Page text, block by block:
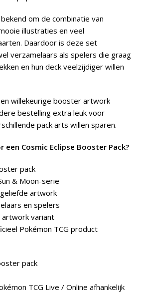
om de combinatie van
illustraties en veel
Daardoor is deze set
verzamelaars als spelers die graag
en hun deck veelzijdiger willen
willekeurige booster artwork
bestelling extra leuk voor
pack arts willen sparen.
een Cosmic Eclipse Booster Pack?
pack
& Moon-serie
artwork
en spelers
variant
Pokémon TCG product
pack
TCG Live / Online afhankelijk